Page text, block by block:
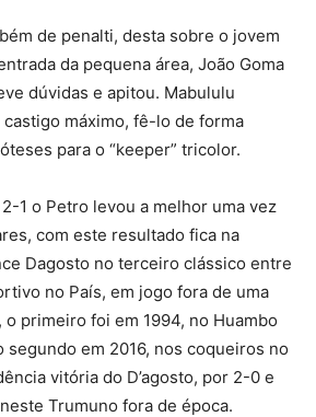
de penalti, desta sobre o jovem
da pequena área, João Goma
dúvidas e apitou. Mabululu
máximo, fê-lo de forma
para o “keeper” tricolor.
1 o Petro levou a melhor uma vez
com este resultado fica na
Dagosto no terceiro clássico entre
no País, em jogo fora de uma
o primeiro foi em 1994, no Huambo
segundo em 2016, nos coqueiros no
vitória do D’agosto, por 2-0 e
Trumuno fora de época.